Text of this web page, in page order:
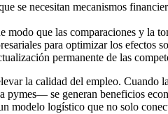
se necesitan mecanismos
que las comparaciones y la
para optimizar los efectos
permanente de las
la calidad del empleo. Cuando
se generan beneficios
modelo logístico que no solo